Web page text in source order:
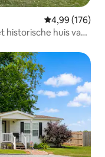
Gemiddelde
4,99 (176)
historische huis van